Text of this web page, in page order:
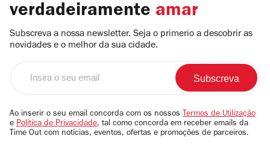
verdadeiramente amar
Subscreva a nossa newsletter. Seja o primerio a descobrir as
novidades e o melhor da sua cidade.
email
Ao inserir o seu email concorda com os nossos Termos de Utilização
e Política de Privacidade, tal como concorda em receber emails da
Time Out com notícias, eventos, ofertas e promoções de parceiros.